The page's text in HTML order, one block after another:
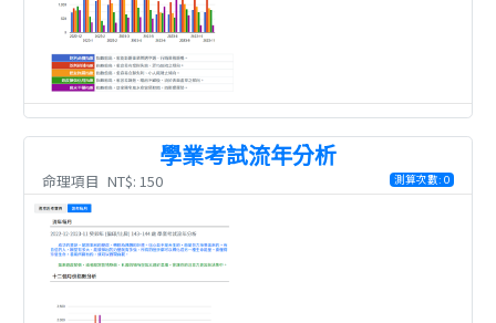
學業考試流年分析
命理項目 測算次數: 0
NT$: 150